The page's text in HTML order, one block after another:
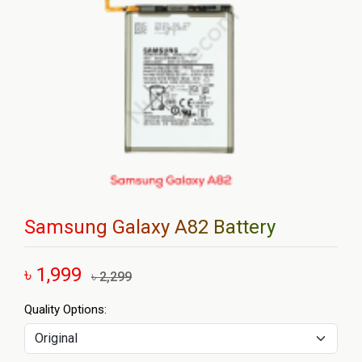
Samsung Galaxy A82 Battery
৳ 1,999 ৳ 2,299
Quality Options: